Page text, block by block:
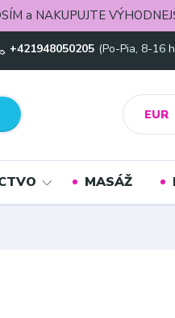
a NAKUPUJTE
EUR
+421948050205 (Po-Pia, 8-16
MASÁŽ